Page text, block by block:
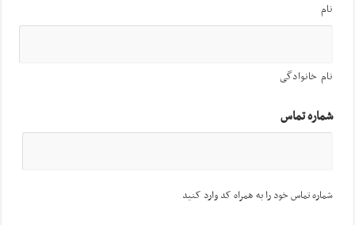
نام
نام خانوادگی
شماره تماس
شماره تماس خود را به همراه کد وارد کنید